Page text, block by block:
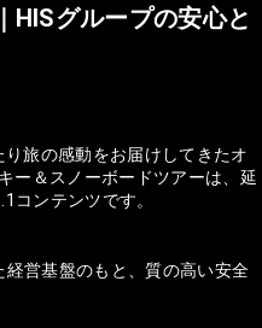
HISグループの安心と
旅の感動をお届けしてきたオ
ー＆スノーボードツアーは、延
コンテンツです。
営基盤のもと、質の高い安全